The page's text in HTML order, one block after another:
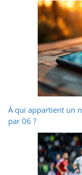
À qui appartient un
par 06 ?